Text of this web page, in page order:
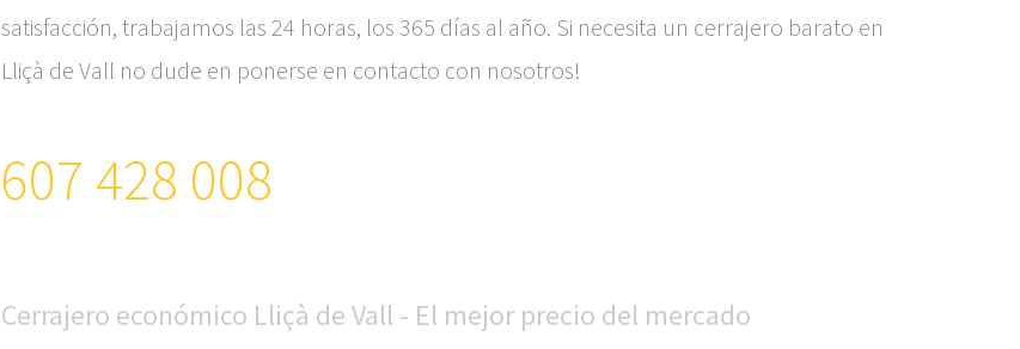
satisfacción, trabajamos las 24 horas, los 365 días al año. Si necesita un cerrajero barato en
Lliçà de Vall no dude en ponerse en contacto con nosotros!
607 428 008
Cerrajero económico Lliçà de Vall - El mejor precio del mercado